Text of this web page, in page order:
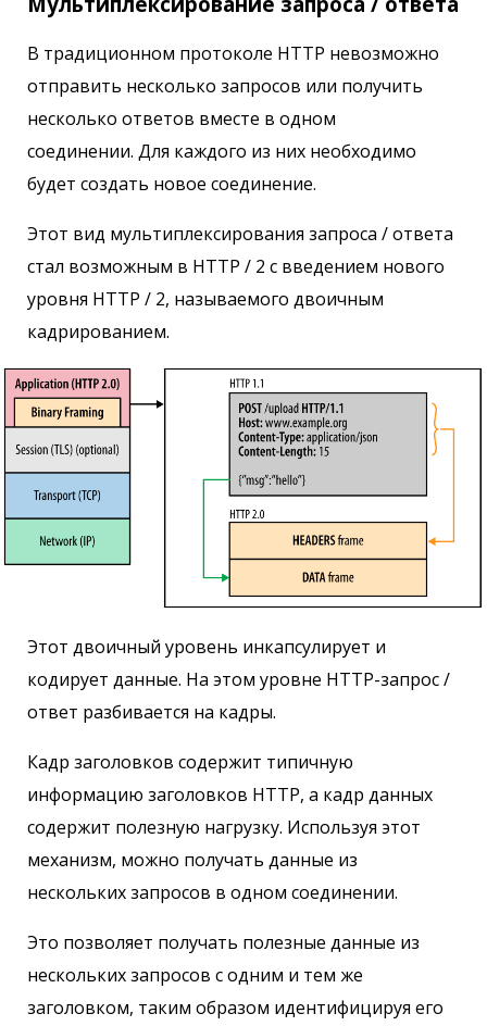
В традиционном протоколе HTTP невозможно
отправить несколько запросов или получить
несколько ответов вместе в одном
соединении. Для каждого из них необходимо
будет создать новое соединение.
Этот вид мультиплексирования запроса / ответа
стал возможным в HTTP / 2 с введением нового
уровня HTTP / 2, называемого двоичным
кадрированием.
Этот двоичный уровень инкапсулирует и
кодирует данные. На этом уровне HTTP-запрос /
ответ разбивается на кадры.
Кадр заголовков содержит типичную
информацию заголовков HTTP, а кадр данных
содержит полезную нагрузку. Используя этот
механизм, можно получать данные из
нескольких запросов в одном соединении.
Это позволяет получать полезные данные из
нескольких запросов с одним и тем же
заголовком, таким образом идентифицируя его